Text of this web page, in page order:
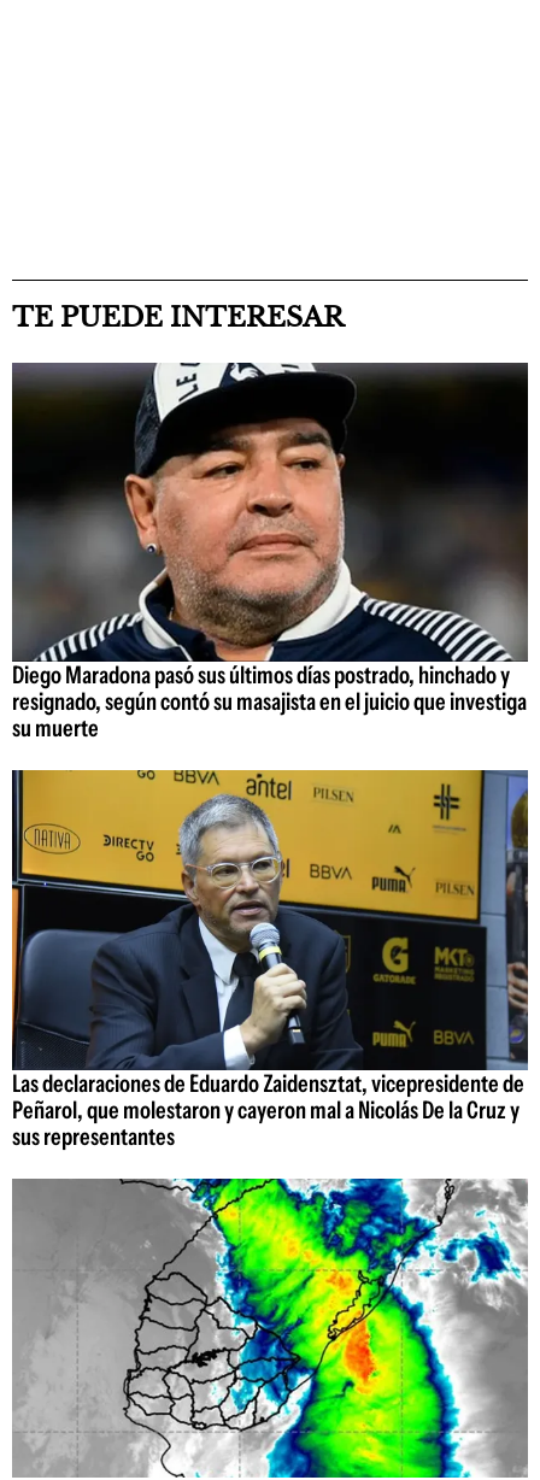
TE PUEDE INTERESAR
Diego Maradona pasó sus últimos días postrado, hinchado y
resignado, según contó su masajista en el juicio que investiga
su muerte
Las declaraciones de Eduardo Zaidensztat, vicepresidente de
Peñarol, que molestaron y cayeron mal a Nicolás De la Cruz y
sus representantes